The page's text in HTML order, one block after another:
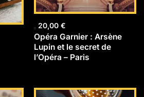
20,00 €
Opéra Garnier : Arsène
Lupin et le secret de
l’Opéra – Paris